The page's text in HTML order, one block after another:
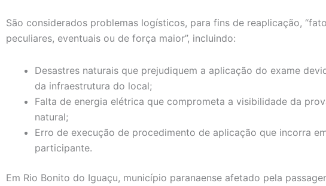
São considerados problemas logísticos, para fins de reaplicação,
peculiares, eventuais ou de força maior”, incluindo:
Desastres naturais que prejudiquem a aplicação do exame
da infraestrutura do local;
Falta de energia elétrica que comprometa a visibilidade da
natural;
Erro de execução de procedimento de aplicação que incorra
participante.
Em Rio Bonito do Iguaçu, município paranaense afetado pela